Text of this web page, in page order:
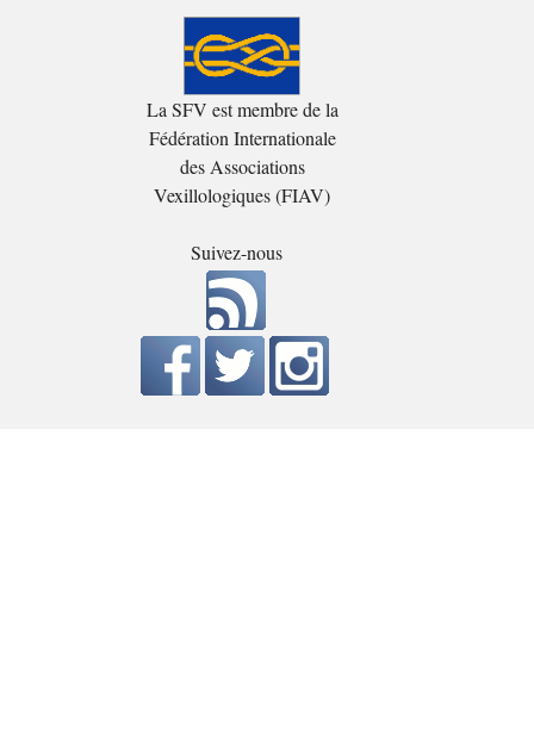
La SFV est membre de la
Fédération Internationale
des Associations
Vexillologiques (FIAV)
Suivez-nous